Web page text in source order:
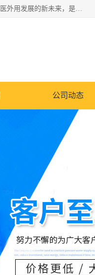
深圳运康达华科技有限公司是一家致力于健康健康产业的现代化企业，已经走过了15个春秋，开创了中医外用发展的新未来，是专业从事中医医疗仪器的研发、生产、销售、服务为一体的子公司，在医疗器械的设计、开发和生产方面率先引进国际先进技术和好的科技人员，先后开发出了场效应治疗仪、多功能治疗仪、颈椎治疗仪、腰椎治疗仪、增效垫等多个系列。
公司动态